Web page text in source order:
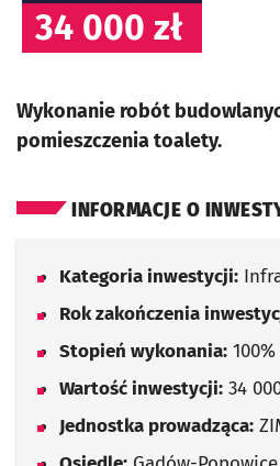
34 000 zł
Wykonanie robót
pomieszczenia toalety.
INFORMACJE O
Kategoria inwestycji:
Rok zakończenia
Stopień wykonania: 100%
Wartość inwestycji: 34
Jednostka prowadząca: